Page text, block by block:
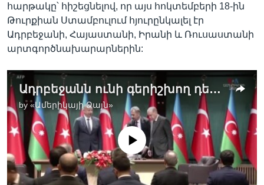
հարթակը՝ հիշեցնելով, որ այս հոկտեմբերի 18-ին
Թուրքիան Ստամբուլում հյուրընկալել էր
Ադրբեջանի, Հայաստանի, Իրանի և Ռուսաստանի
արտգործնախարարներին:
Ադրբեջանն ունի գերիշխող դեր թուրք-ադրբեջանական դաշինքում. Գարո Փայլյան
by «Ամերիկայի Ձայն»
No media source currently available